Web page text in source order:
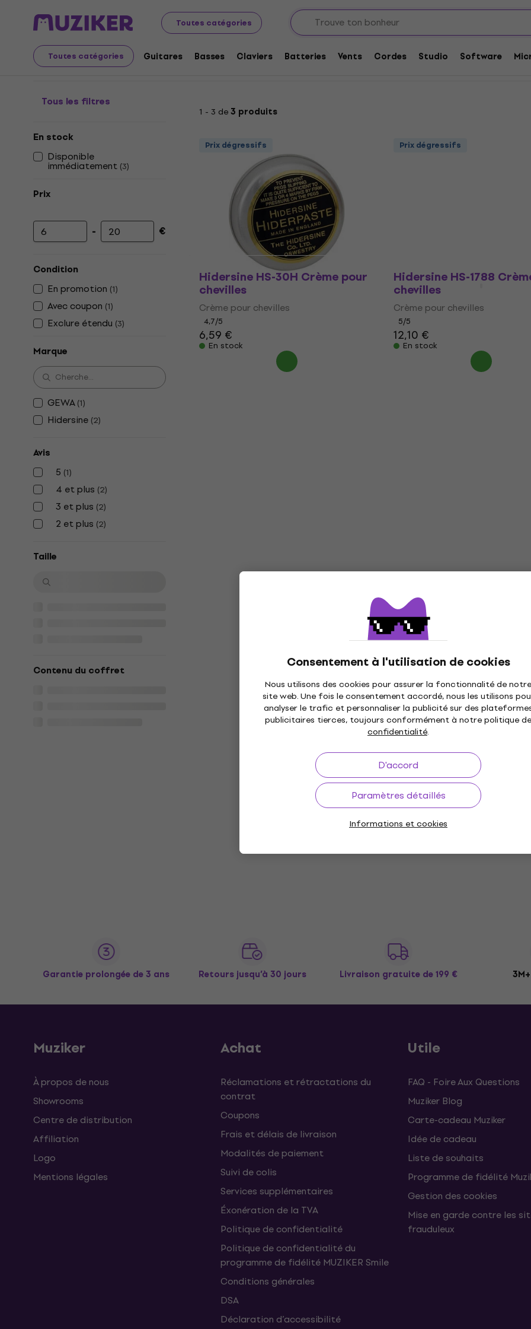
Toutes catégories
Toutes catégories Guitares Basses Claviers Batteries Vents Cordes Studio Software
Consentement à l'utilisation de cookies
Nous utilisons des cookies pour assurer la fonctionnalité de notre
site web. Une fois le consentement accordé, nous les utilisons
analyser le trafic et personnaliser la publicité sur des
publicitaires tierces, toujours conformément à notre politique de
confidentialité.
D'accord
Paramètres détaillés
Informations et cookies
Instruments de musique Cordes Pièces détachées et autres accessoires
Crème pour chevilles
Tous les filtres
En stock
Disponible
immédiatement (3)
Prix
Prix minimum
- Prix maximum
€
Condition
En promotion (1)
Avec coupon (1)
Exclure étendu (3)
Marque
GEWA (1)
Hidersine (2)
Avis
5 (1)
4 et plus (2)
3 et plus (2)
2 et plus (2)
Taille
Contenu du coffret
1 - 3 de3 produits
Prix dégressifs
Hidersine HS-30H Crème pour
chevilles
Crème pour chevilles
4,7/5
6,59 €
En stock
Prix dégressifs
Hidersine HS-1788
chevilles
Crème pour chevilles
5/5
12,10 €
En stock
Garantie prolongée de 3 ans Retours jusqu’à 30 jours Livraison gratuite de 199 €
Muziker
À propos de nous
Showrooms
Centre de distribution
Affiliation
Logo
Mentions légales
Achat
Réclamations et rétractations du
contrat
Coupons
Frais et délais de livraison
Modalités de paiement
Suivi de colis
Services supplémentaires
Éxonération de la TVA
Politique de confidentialité
Politique de confidentialité du
programme de fidélité MUZIKER Smile
Conditions générales
DSA
Déclaration d’accessibilité
Utile
FAQ - Foire Aux Questions
Muziker Blog
Carte-cadeau Muziker
Idée de cadeau
Liste de souhaits
Programme de fidélité
Gestion des cookies
Mise en garde contre les
frauduleux